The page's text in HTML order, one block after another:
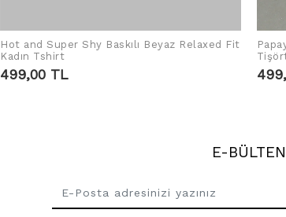
SEPETE EKLE
Hot and Super Shy Baskılı Beyaz Relaxed Fit
Kadın Tshirt
499,00 TL
E-BÜLTEN